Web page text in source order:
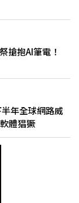
搶抱AI筆電！
年全球網路威
索軟體猖獗